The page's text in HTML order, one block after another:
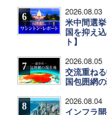
6 2026.08.03
米中間選
国を抑え
ト】
7 2026.08.05
交流重ね
国包囲網の
8 2026.08.04
インフラ